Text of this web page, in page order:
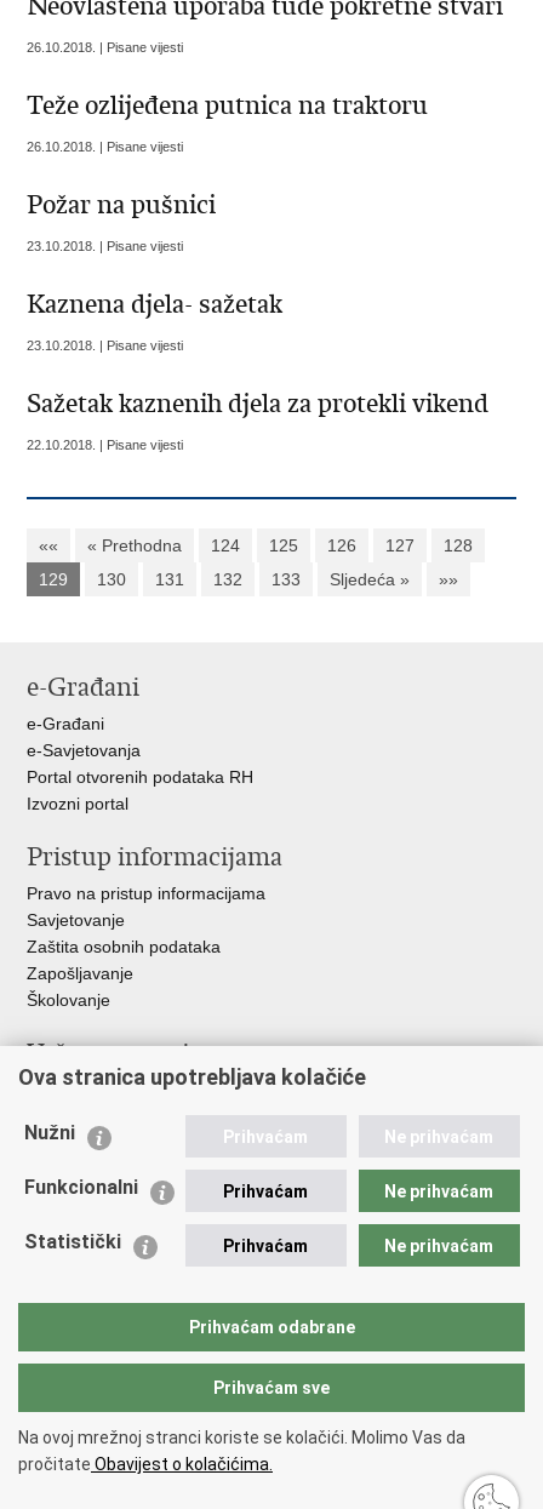
26.10.2018. | Pisane vijesti
Teže ozlijeđena putnica na traktoru
26.10.2018. | Pisane vijesti
Požar na pušnici
23.10.2018. | Pisane vijesti
Kaznena djela- sažetak
23.10.2018. | Pisane vijesti
Sažetak kaznenih djela za protekli vikend
22.10.2018. | Pisane vijesti
«« « Prethodna 124 125 126 127
128
129
130 131 132 133 Sljedeća » »»
e-Građani
e-Građani
e-Savjetovanja
Portal otvorenih podataka RH
Izvozni portal
Pristup informacijama
Pravo na pristup informacijama
Savjetovanje
Zaštita osobnih podataka
Zapošljavanje
Školovanje
Važne poveznice
Ministarstvo unutarnjih poslova
Udruge
Policijska akademija
Zaklada policijske solidarnosti
Vučetić"
Copyright © 2026 Policijska uprava šibensko-kninska.
Izjava o pristupačnosti.
Ova stranica upotrebljava kolačiće
Nužni Prihvaćam Ne prihvaćam
Funkcionalni Prihvaćam Ne prihvaćam
Statistički Prihvaćam Ne prihvaćam
Prihvaćam odabrane
Prihvaćam sve
Na ovoj mrežnoj stranci koriste se kolačići. Molimo Vas da
pročitate Obavijest o kolačićima.